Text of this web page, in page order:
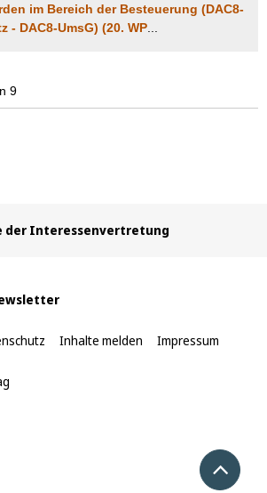
im Bereich der Besteuerung (DAC8-
- DAC8-UmsG) (20. WP
9
der Interessenvertretung
Inhalte melden Impressum